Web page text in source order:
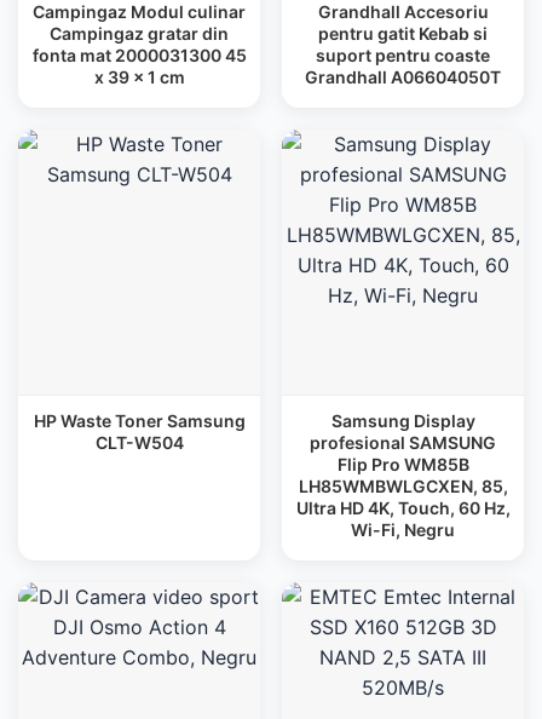
Campingaz Modul culinar
Campingaz gratar din
fonta mat 2000031300 45
x 39 x 1 cm
Grandhall Accesoriu
pentru gatit Kebab si
suport pentru coaste
Grandhall A06604050T
HP Waste Toner Samsung
CLT-W504
Samsung Display
profesional SAMSUNG
Flip Pro WM85B
LH85WMBWLGCXEN, 85,
Ultra HD 4K, Touch, 60 Hz,
Wi-Fi, Negru